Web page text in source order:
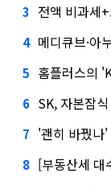
3 전액 비과세
4 메디큐브·아
5 홈플러스의
6 SK, 자본잠
7 '괜히 바꿨나'
8 [부동산세